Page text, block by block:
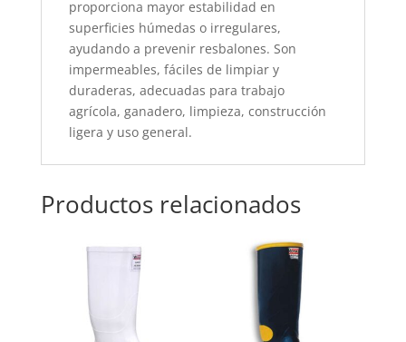
proporciona mayor estabilidad en
superficies húmedas o irregulares,
ayudando a prevenir resbalones. Son
impermeables, fáciles de limpiar y
duraderas, adecuadas para trabajo
agrícola, ganadero, limpieza, construcción
ligera y uso general.
Productos relacionados